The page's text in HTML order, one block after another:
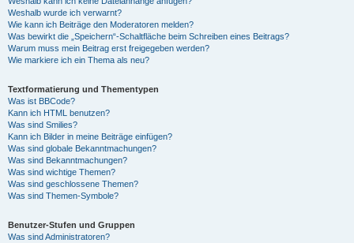
Weshalb wurde ich verwarnt?
Wie kann ich Beiträge den Moderatoren melden?
Was bewirkt die „Speichern“-Schaltfläche beim Schreiben eines Beitrags?
Warum muss mein Beitrag erst freigegeben werden?
Wie markiere ich ein Thema als neu?
Textformatierung und Thementypen
Was ist BBCode?
Kann ich HTML benutzen?
Was sind Smilies?
Kann ich Bilder in meine Beiträge einfügen?
Was sind globale Bekanntmachungen?
Was sind Bekanntmachungen?
Was sind wichtige Themen?
Was sind geschlossene Themen?
Was sind Themen-Symbole?
Benutzer-Stufen und Gruppen
Was sind Administratoren?